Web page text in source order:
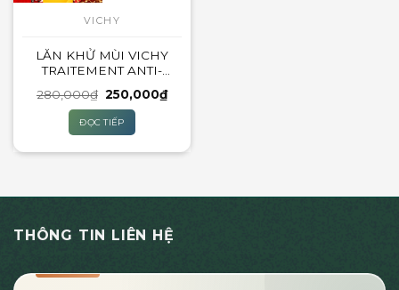
VICHY
LĂN KHỬ MÙI VICHY
TRAITEMENT ANTI-
50ML
280,000₫ Giá
là:
280,000₫.
250,000₫Giá
hiện
ĐỌC TIẾP
THÔNG TIN LIÊN HỆ